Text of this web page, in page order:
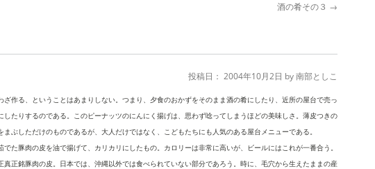
酒の肴その３ →
投稿日： 2004年10月2日 by南部としこ
作る、ということはあまりしない。つまり、夕食のおかずをそのまま酒の肴にしたり、近所の屋台で売っ
たりするのである。このピーナッツのにんにく揚げは、思わず唸ってしまうほどの美味しさ。薄皮つきの
ぶしただけのものであるが、大人だけではなく、こどもたちにも人気のある屋台メニューである。
た豚肉の皮を油で揚げて、カリカリにしたもの。カロリーは非常に高いが、ビールにはこれが一番合う。
正銘豚肉の皮。日本では、沖縄以外では食べられていない部分であろう。時に、毛穴から生えたままの産